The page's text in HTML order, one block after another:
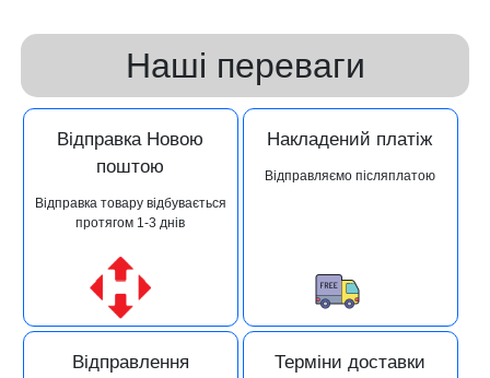
Наші переваги
Відправка Новою
поштою
Відправка товару відбувається
протягом 1-3 днів
Накладений платіж
Відправляємо післяплатою
Відправлення
Терміни доставки